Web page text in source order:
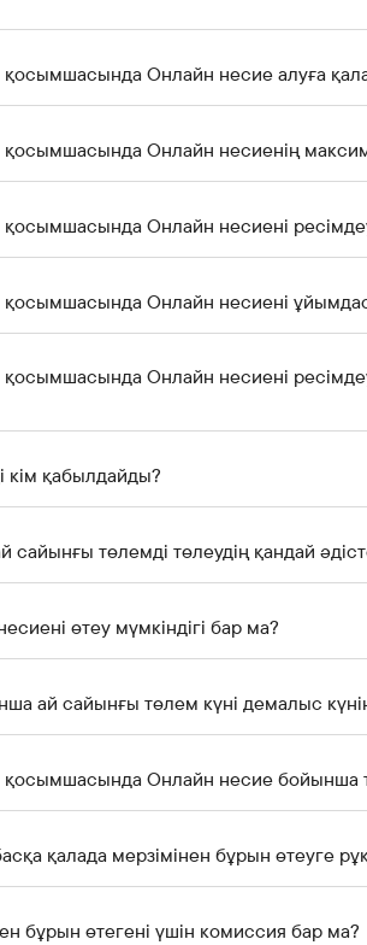
Онлайн несие алуға
қосымшасында Онлайн несиенің
Онлайн несиені
мобильді қосымшасында Онлайн
Онлайн несиені
кім қабылдайды?
төлемді төлеудің қандай
өтеу мүмкіндігі бар ма?
ай сайынғы төлем күні демалыс
қосымшасында Онлайн несие бойынша
қалада мерзімінен бұрын өтеуге
бұрын өтегені үшін комиссия бар ма?